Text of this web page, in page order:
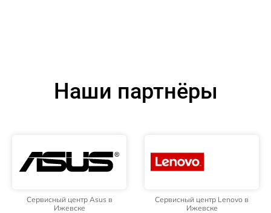
Наши партнёры
Сервисный центр Asus в
Ижевске
Сервисный центр Lenovo в
Ижевске